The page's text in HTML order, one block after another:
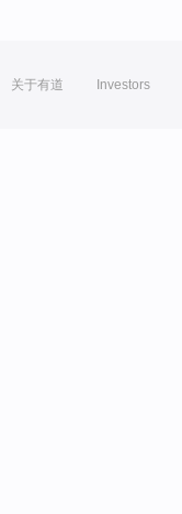
关于有道 Investors